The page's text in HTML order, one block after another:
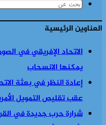
العناوين الرئيسية
الاتحاد الإفريقي في
يمكنها الانسحاب
إعادة النظر في بعثة
عقب تقليص التمويل
شرارة حرب جديدة في